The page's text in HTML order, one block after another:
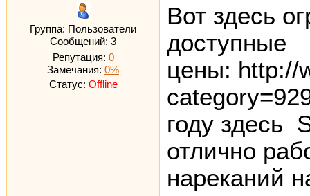
Группа: Пользователи
Сообщений: 3
Репутация: 0
Замечания: 0%
Статус: Offline
Вот здесь
доступные
цены: http://
году здесь
отлично
нареканий